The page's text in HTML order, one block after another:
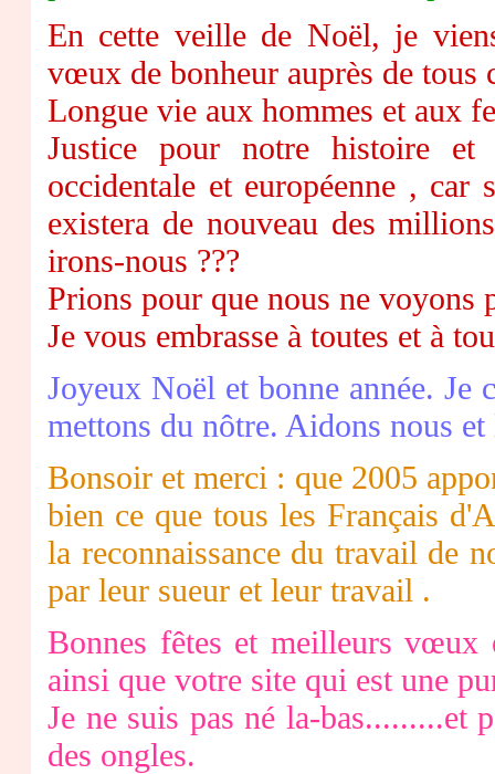
En cette veille de Noël, je
vœux de bonheur auprès de tous
Longue vie aux hommes et aux
Justice pour notre histoire
occidentale et européenne , car
existera de nouveau des
irons-nous ???
Prions pour que nous ne voyons
Je vous embrasse à toutes et à
Joyeux Noël et bonne année.
mettons du nôtre. Aidons nous
Bonsoir et merci : que 2005
bien ce que tous les Français
la reconnaissance du travail de
par leur sueur et leur travail .
Bonnes fêtes et meilleurs vœux
ainsi que votre site qui est une
Je ne suis pas né la-bas.........et
des ongles.